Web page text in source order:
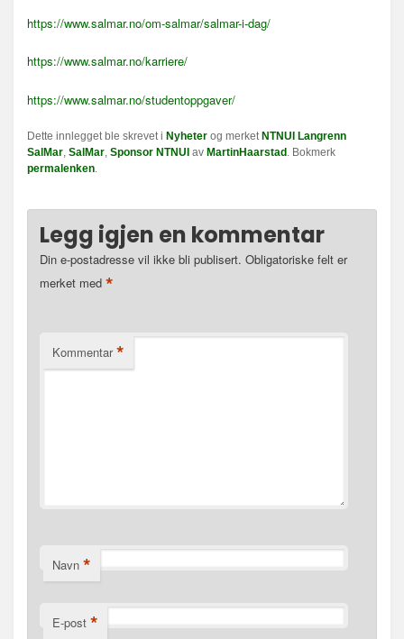
https://www.salmar.no/om-salmar/salmar-i-dag/
https://www.salmar.no/karriere/
https://www.salmar.no/studentoppgaver/
Dette innlegget ble skrevet i Nyheter og merket NTNUI Langrenn
SalMar SalMar Sponsor NTNUI av MartinHaarstad . Bokmerk
permalenken
Legg igjen en kommentar
Din e-postadresse vil ikke bli publisert. Obligatoriske felt er
merket med *
Kommentar *
Navn *
E-post *